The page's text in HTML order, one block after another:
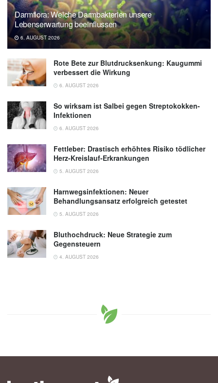
Darmflora: Welche Darmbakterien unsere
Lebenserwartung beeinflussen
6. AUGUST 2026
Rote Bete zur Blutdrucksenkung: Kaugummi
verbessert die Wirkung
6. AUGUST 2026
So wirksam ist Salbei gegen Streptokokken-
Infektionen
6. AUGUST 2026
Fettleber: Drastisch erhöhtes Risiko tödlicher
Herz-Kreislauf-Erkrankungen
5. AUGUST 2026
Harnwegsinfektionen: Neuer
Behandlungsansatz erfolgreich getestet
5. AUGUST 2026
Bluthochdruck: Neue Strategie zum
Gegensteuern
4. AUGUST 2026